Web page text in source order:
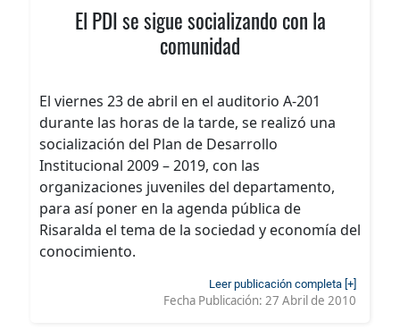
El PDI se sigue socializando con la
comunidad
El viernes 23 de abril en el auditorio A-201
durante las horas de la tarde, se realizó una
socialización del Plan de Desarrollo
Institucional 2009 – 2019, con las
organizaciones juveniles del departamento,
para así poner en la agenda pública de
Risaralda el tema de la sociedad y economía del
conocimiento.
Leer publicación completa [+]
Fecha Publicación: 27 Abril de 2010